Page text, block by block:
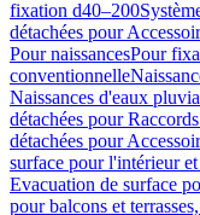
fixation d40–200
détachées pour
Pour naissancesPour
conventionnelle
Naissances d'eaux
détachées pour
détachées pour
surface pour l'intérieur
Evacuation de surface
pour balcons et